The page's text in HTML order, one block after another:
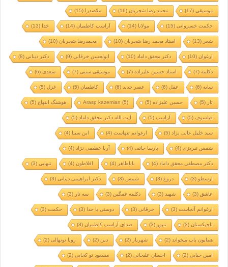
موسیقی(17) محمد رضا شجریان(16) ملاصدرا (15)
حکمت خسروانی(15) مولانا (14) آراسپ کاظمیان(14) خدا (13)
شعر (13) استاد محمد رضا شجریان(10) محمدرضا شجریان(10)
ارغوان(10) دکتر محقق داماد (10) ابولحسن خرقانی(9) دکتر دینانی(8)
دکلمه(7) استاد حسین علیزاده(7) موسیقی سنتی(7) سعدی(6)
سایه(6) عقل (6) عصر جدید (6) کاظمیان(5) غزل (5)
تار (5) حسین علیزاده(5)
Arasp kazemian (5) هوشنگ ابتهاج(5)
فیلسوف(5) آراسپ(5) آیت الله دکتر محقق داماد (5)
سید خلیل عالی نژاد (5) ارغوانم تنهاست(4) ابن سینا (4)
شمس تبریزی(4) پارسا خائف(4) آریا عظیمی نژاد (4)
دکتر مصطفی محقق داماد (4) باباطاهر (4) افلاطون(4) تنهایی(3)
ارسطو (3) دروغ (3) شمس (3) دکتر ابراهیمی دینانی(3)
عاشق (3) شهید (3) دکلمه غمگین (3) سه تار (3)
ارغوانم آنجاست(3) خرقانی(3) دوستی با خدا (3) حکمت(3)
تاجیکستان(3) تنبور (3) صدای آراسپ کاظمیان(3)
همایون پاپ میخواند (2) شهریار (2) دین (2) رویا نونهالی(2)
امین حیایی(2) احسان علیخانی(2) مسعود تو کجایی(2)